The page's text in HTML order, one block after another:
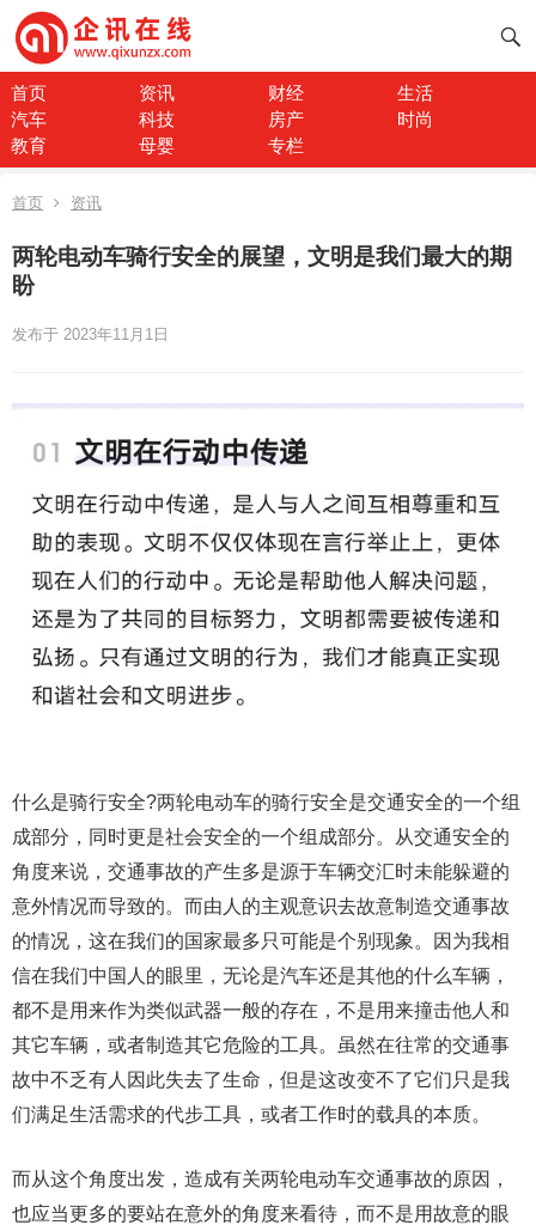
首页 资讯 财经
生活
汽车
科技 房产
时尚
教育
母婴 专栏
首页 资讯
两轮电动车骑行安全的展望，文明是我们最大的期
盼
发布于 2023年11月1日
什么是骑行安全?两轮电动车的骑行安全是交通安全的一个组
成部分，同时更是社会安全的一个组成部分。从交通安全的
角度来说，交通事故的产生多是源于车辆交汇时未能躲避的
意外情况而导致的。而由人的主观意识去故意制造交通事故
的情况，这在我们的国家最多只可能是个别现象。因为我相
信在我们中国人的眼里，无论是汽车还是其他的什么车辆，
都不是用来作为类似武器一般的存在，不是用来撞击他人和
其它车辆，或者制造其它危险的工具。虽然在往常的交通事
故中不乏有人因此失去了生命，但是这改变不了它们只是我
们满足生活需求的代步工具，或者工作时的载具的本质。
而从这个角度出发，造成有关两轮电动车交通事故的原因，
也应当更多的要站在意外的角度来看待，而不是用故意的眼